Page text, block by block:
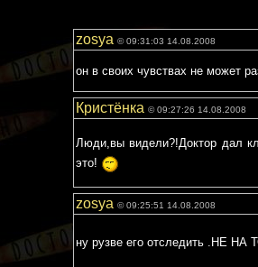
zosya © 09:31:03 14.08.2008
он в своих чувствах не может
Кристёнка © 09:27:26 14.08.2008
Люди,вы видели?!Доктор дал
это!
zosya © 09:25:51 14.08.2008
ну рузве его отследить .НЕ